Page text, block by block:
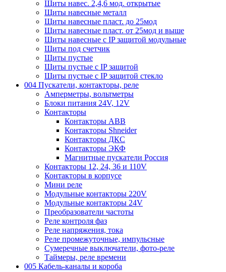
Щиты навес. 2,4,6 мод. открытые
Щиты навесные металл
Щиты навесные пласт. до 25мод
Щиты навесные пласт. от 25мод и выше
Щиты навесные с IP защитой модульные
Щиты под счетчик
Щиты пустые
Щиты пустые с IP защитой
Щиты пустые с IP защитой стекло
004 Пускатели, контакторы, реле
Амперметры, вольтметры
Блоки питания 24V, 12V
Контакторы
Контакторы ABB
Контакторы Shneider
Контакторы ДКС
Контакторы ЭКФ
Магнитные пускатели Россия
Контакторы 12, 24, 36 и 110V
Контакторы в корпусе
Мини реле
Модульные контакторы 220V
Модульные контакторы 24V
Преобразователи частоты
Реле контроля фаз
Реле напряжения, тока
Реле промежуточные, импульсные
Сумеречные выключатели, фото-реле
Таймеры, реле времени
005 Кабель-каналы и короба